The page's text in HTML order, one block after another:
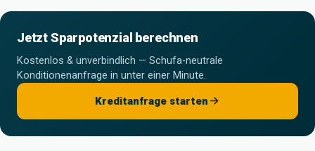
Jetzt Sparpotenzial berechnen
Kostenlos & unverbindlich — Schufa-neutrale
Konditionenanfrage in unter einer Minute.
Kreditanfrage starten